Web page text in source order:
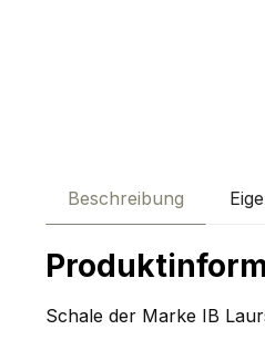
Beschreibung
Schale der Marke IB